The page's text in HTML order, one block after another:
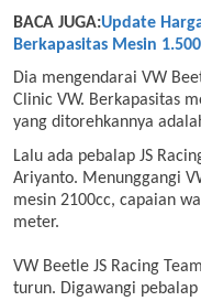
BACA JUGA:Update
Berkapasitas Mesin
Dia mengendarai VW
Clinic VW. Berkapasitas
yang ditorehkannya
Lalu ada pebalap JS
Ariyanto. Menunggangi
mesin 2100cc, capaian
meter.
VW Beetle JS Racing
turun. Digawangi